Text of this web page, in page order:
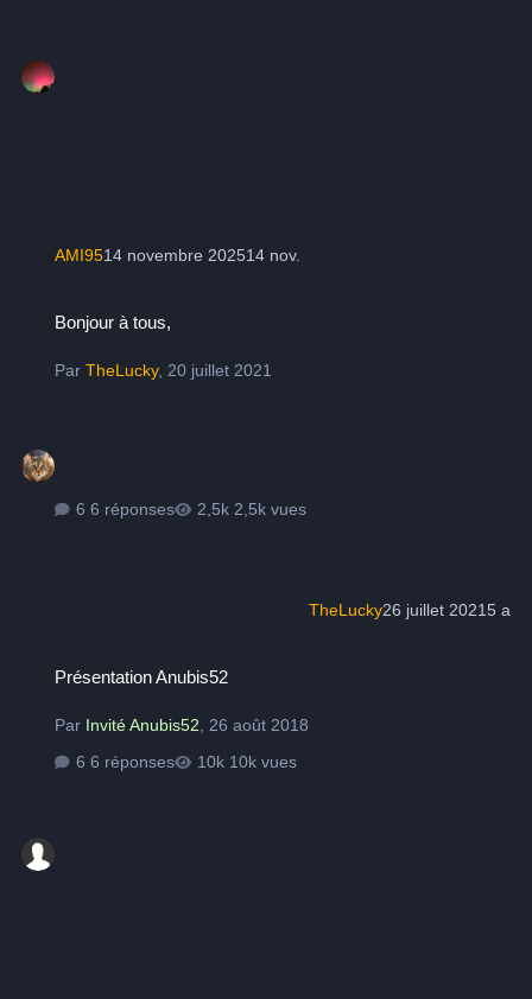
AMI9514 novembre 202514 nov.
Bonjour à tous,
ParTheLucky, 20 juillet 2021
6 réponses 2,5k vues
TheLucky26 juillet 2021 5 a
Présentation Anubis52
Par Invité Anubis52
26 août 2018
6 réponses
10k vues